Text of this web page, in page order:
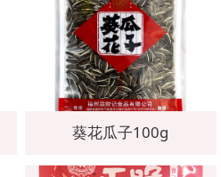
葵花瓜子100g